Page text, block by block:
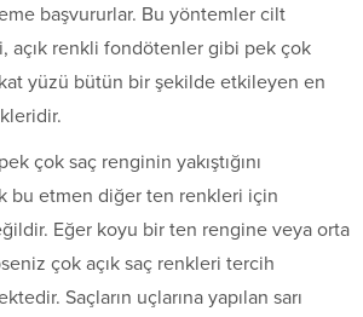
başvururlar. Bu yöntemler cilt
açık renkli fondötenler gibi pek çok
yüzü bütün bir şekilde etkileyen en
çok saç renginin yakıştığını
bu etmen diğer ten renkleri için
Eğer koyu bir ten rengine veya orta
çok açık saç renkleri tercih
Saçların uçlarına yapılan sarı